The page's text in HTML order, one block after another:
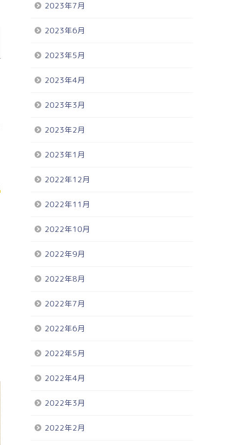
2023年7月
2023年6月
2023年5月
2023年4月
2023年3月
2023年2月
2023年1月
2022年12月
2022年11月
2022年10月
2022年9月
2022年8月
2022年7月
2022年6月
2022年5月
2022年4月
2022年3月
2022年2月